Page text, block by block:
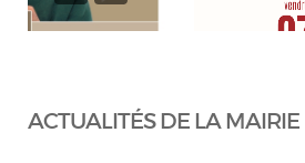
ACTUALITÉS DE LA MAIRIE